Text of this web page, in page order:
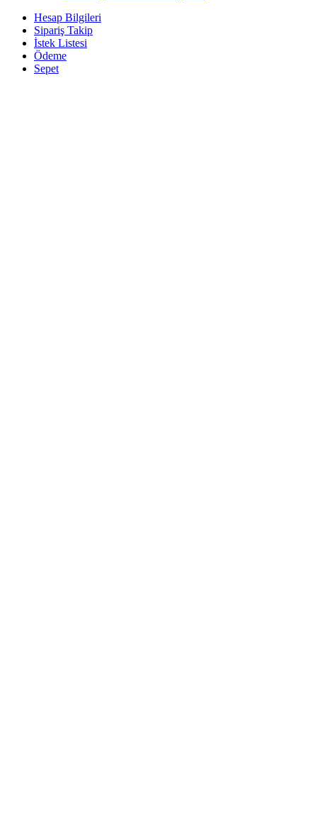
Hesap Bilgileri
Sipariş Takip
İstek Listesi
Ödeme
Sepet